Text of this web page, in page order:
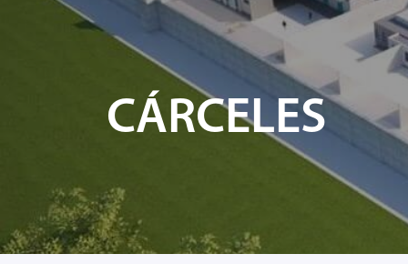
CÁRCELES